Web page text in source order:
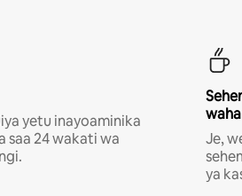
yetu inayoaminika
saa 24 wakati wa
Je,
ya